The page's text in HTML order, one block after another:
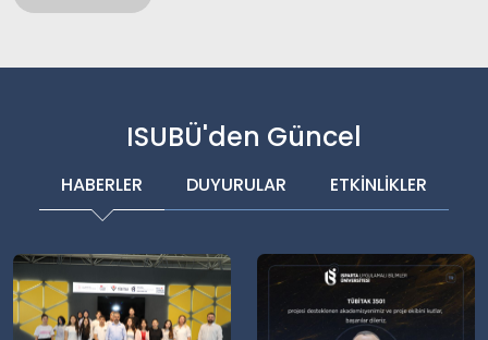
ISUBÜ'den Güncel
HABERLER DUYURULAR ETKİNLİKLER